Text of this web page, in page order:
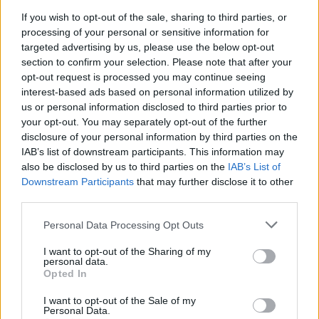
If you wish to opt-out of the sale, sharing to third parties, or
processing of your personal or sensitive information for
targeted advertising by us, please use the below opt-out
section to confirm your selection. Please note that after your
opt-out request is processed you may continue seeing
interest-based ads based on personal information utilized by
us or personal information disclosed to third parties prior to
your opt-out. You may separately opt-out of the further
disclosure of your personal information by third parties on the
IAB’s list of downstream participants. This information may
also be disclosed by us to third parties on the IAB’s List of
Downstream Participants that may further disclose it to other
Personal Data Processing Opt Outs
I want to opt-out of the Sharing of my
personal data.
Opted In
I want to opt-out of the Sale of my
Personal Data.
Ministerstvo životního prostředí aktualizovalo Národní
akční plán adaptace na změnu klimatu
7.8.2026 10:53 (ČTK)
Diskuse: 8
Ministerstvo životního
prostředí (MŽP) dokončilo
návrh aktualizace Národního
akčního plánu adaptace na
změnu klimatu pro období
2026–2030. Na opatření z Operačního fondu životního prostředí
(OPŽP) alokovalo celkem 11,2 miliardy korun. Od roku 2021 už bylo
z fondu částkou 8,6 miliard korun podpořeno 776 projektů
zaměřených na přizpůsobení se změně klimatu, prevenci rizik a
posilování odolnosti vůči klimatickým dopadům.
U Mallorky mělo moře přes rekordních 33 stupňů,
uvádí meteorologové
7.8.2026 10:45 (ČTK
Povrchová teplota moře u
Mallorky ve středu odpoledne